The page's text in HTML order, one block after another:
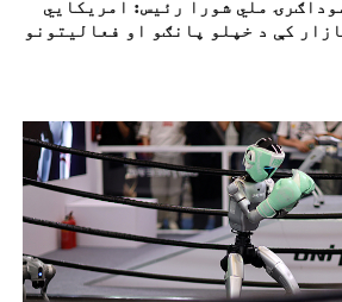
ملي شورا رئیس: امریکايي
کې د خپلو پانګو او فعالیتونو